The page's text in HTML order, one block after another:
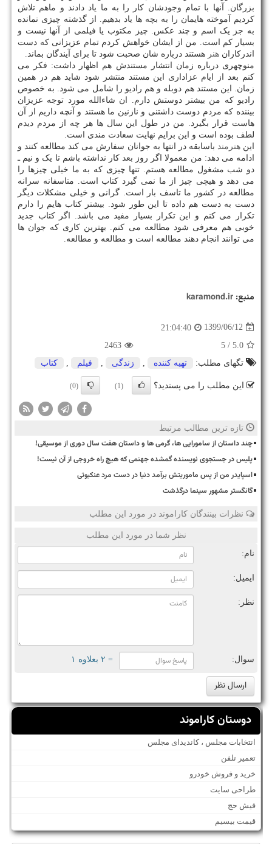
بزرگان. آنها با تمام وجودشان کار را به ما یاد دادند و ماهم تلاش
کردیم آموخته هایمان را به بچه ها یاد بدهیم. از گذشته چیزی نمانده
به جز یک اسم و چند عکس. چیز مکتوب یا فیلمی از آنها نیست و
بسیار کم است. من از ایشان خواهش کردم تمام عزیزانی که دست
اندرکاران هنر هستند درباره شان صحبت شود تا برای آیندگان بماند.
منوچهری درباره زمان انتشار مستندش هم اظهار داشت: فکر می
کنم بعد از ایام عزاداری این مستند منتشر شود شاید هم در همین
زمان. این مستند هم دوبله و هم رادیو را شامل می شود. به خصوص
رادیو که من بیشتر دوستش دارم. ان شاءالله مورد توجه عزیزان
بیننده که مردم دوست داشتنی و نازنین ما هستند و آنچه داریم از آن
هاست قرار بگیرد. من در طول این سال ها هر چه از مردم دیدم
لطف بوده است و این برایم نهایت سعادت مندی است.
اینهنرمند باسابقه در انتها به جوانان سفارش می کند مطالعه کنند و
ادامه می دهد: من معمولا اگر روز بعد کار نداشته باشم تا یک و نیم ـ
دو شب مشغول مطالعه هستم. تنها چیزی که به ما خیلی چیزها را
می دهد و هیچی چیز از ما نمی گیرد کتاب است. متاسفانه سرانه
مطالعه در کشور ما تاسف بار است. گرانی و خیلی مشکلات دیگر
دست به دست هم داده تا این طور شود. بیشتر کتاب هایم را دارم
تکرار می کنم و این تکرار بسیار مفید می باشد. اگر کتاب جدید
خوبی هم معرفی شود مطالعه می کنم. بهترین کاری که جوان ها
می توانند انجام دهند مطالعه است و مطالعه و مطالعه.
منبع: karamond.ir
1399/06/12
21:04:40
5.0
/ 5
2463
تگهای مطلب:
تهیه كننده , زندگی , فیلم , كتاب
این مطلب را می پسندید؟ (1)
(0)
تازه ترین مطالب مرتبط
چند داستان از سامورایی ها، گرمی ها و داستان هفت سال دوری از موسیقی!
پلیس در جستجوی نویسنده گمشده جهنمی که هیچ راه خروجی از آن نیست!
اسپایدر من از پس ماموریتش برآمد دنیا در دست مرد عنکبوتی
گانگستر مشهور سینما درگذشت
نظرات بینندگان کاراموند در مورد این مطلب
نظر شما در مورد این مطلب
نام:
ایمیل:
نظر:
سوال: = ۲ بعلاوه ۱
دوستان کاراموند
انتخابات مجلس ، کاندیدای مجلس
تعمیر تلفن
خرید و فروش خودرو
طراحی سایت
فیش حج
قیمت بیسیم